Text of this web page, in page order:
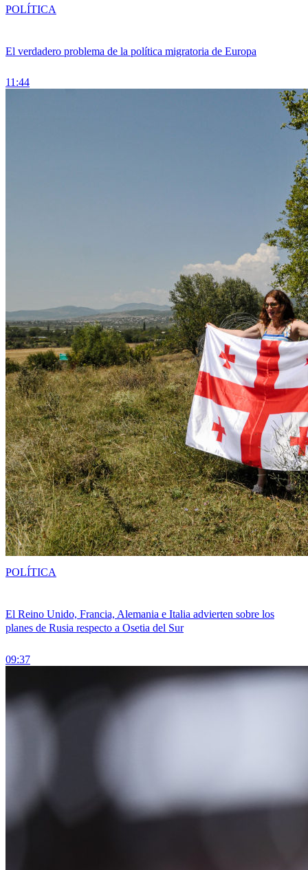
El verdadero problema de la política migratoria de Europa
11:44
POLÍTICA
El Reino Unido, Francia, Alemania e Italia advierten sobre los
planes de Rusia respecto a Osetia del Sur
09:37
POLÍTICA